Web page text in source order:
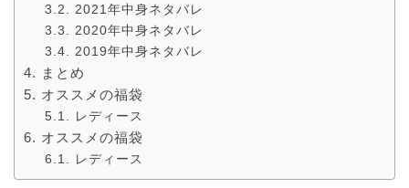
2021年中身ネタバレ
2020年中身ネタバレ
2019年中身ネタバレ
まとめ
オススメの福袋
レディース
オススメの福袋
レディース